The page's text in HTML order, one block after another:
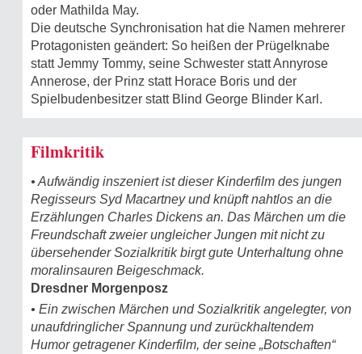
oder Mathilda May.
Die deutsche Synchronisation hat die Namen mehrerer
Protagonisten geändert: So heißen der Prügelknabe
statt Jemmy Tommy, seine Schwester statt Annyrose
Annerose, der Prinz statt Horace Boris und der
Spielbudenbesitzer statt Blind George Blinder Karl.
Filmkritik
• Aufwändig inszeniert ist dieser Kinderfilm des jungen
Regisseurs Syd Macartney und knüpft nahtlos an die
Erzählungen Charles Dickens an. Das Märchen um die
Freundschaft zweier ungleicher Jungen mit nicht zu
übersehender Sozialkritik birgt gute Unterhaltung ohne
moralinsauren Beigeschmack.
Dresdner Morgenposz
• Ein zwischen Märchen und Sozialkritik angelegter, von
unaufdringlicher Spannung und zurückhaltendem
Humor getragener Kinderfilm, der seine „Botschaften“